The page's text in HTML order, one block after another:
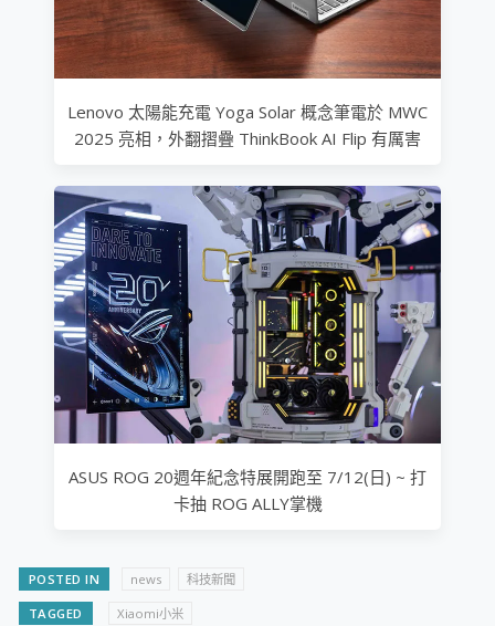
Lenovo 太陽能充電 Yoga Solar 概念筆電於 MWC
2025 亮相，外翻摺疊 ThinkBook AI Flip 有厲害
ASUS ROG 20週年紀念特展開跑至 7/12(日) ~ 打
卡抽 ROG ALLY掌機
POSTED IN news 科技新聞
TAGGED Xiaomi小米